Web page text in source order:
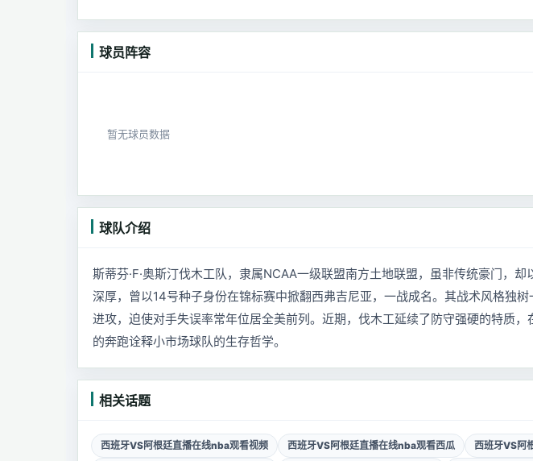
球员阵容
暂无球员数据
球队介绍
斯蒂芬·F·奥斯汀伐木工队，隶属NCAA一级联盟南方土地联盟，虽非传统豪门，
深厚，曾以14号种子身份在锦标赛中掀翻西弗吉尼亚，一战成名。其战术风格独
进攻，迫使对手失误率常年位居全美前列。近期，伐木工延续了防守强硬的特质
的奔跑诠释小市场球队的生存哲学。
相关话题
西班牙VS阿根廷直播在线nba观看视频 西班牙VS阿根廷直播在线nba观看西瓜
西班牙VS阿